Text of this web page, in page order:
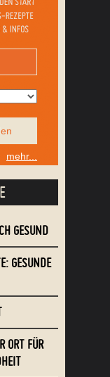
mehr...
GESUND
GESUNDE
ORT FÜR